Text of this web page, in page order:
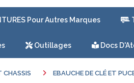
Pour Autres Marques
Outillages Docs
CHASSIS EBAUCHE DE CLÉ ET